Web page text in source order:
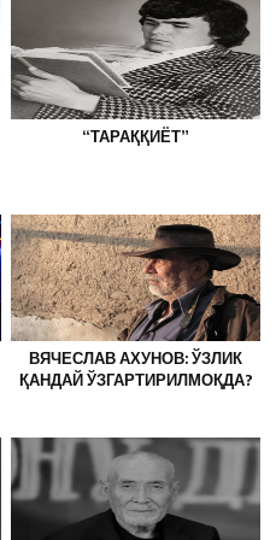
“ТАРАҚҚИЁТ”
ВЯЧЕСЛАВ АХУНОВ: ЎЗЛИК
ҚАНДАЙ ЎЗГАРТИРИЛМОҚДА?